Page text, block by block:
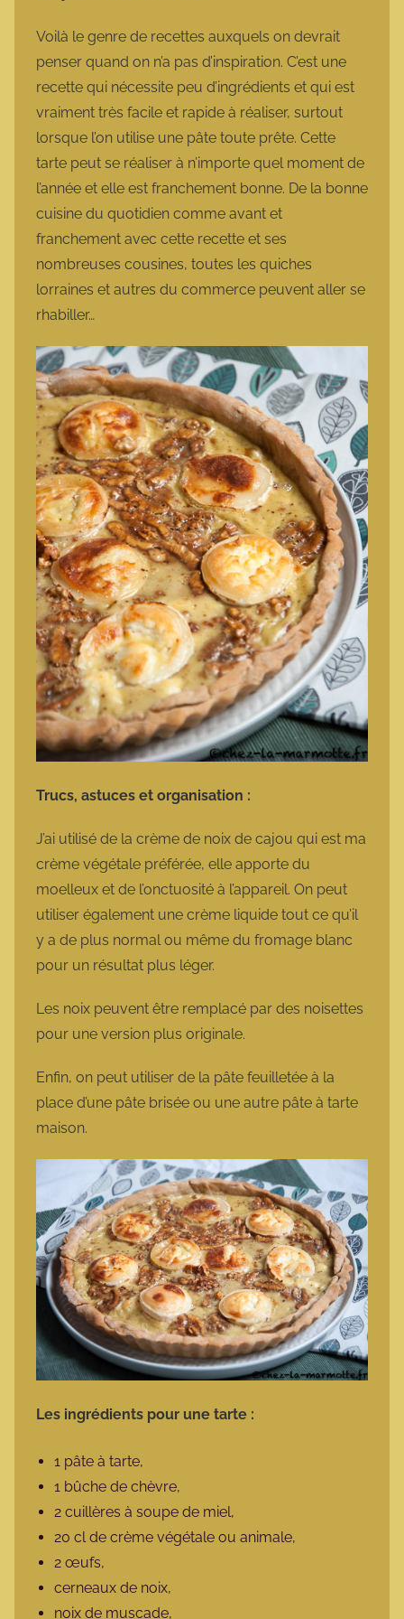
o
t
t
e
Voilà le genre de recettes auxquels on devrait
penser quand on n’a pas d’inspiration. C’est une
recette qui nécessite peu d’ingrédients et qui est
vraiment très facile et rapide à réaliser, surtout
lorsque l’on utilise une pâte toute prête. Cette
tarte peut se réaliser à n’importe quel moment de
l’année et elle est franchement bonne. De la bonne
cuisine du quotidien comme avant et
franchement avec cette recette et ses
nombreuses cousines, toutes les quiches
lorraines et autres du commerce peuvent aller se
rhabiller…
Trucs, astuces et organisation :
J’ai utilisé de la crème de noix de cajou qui est ma
crème végétale préférée, elle apporte du
moelleux et de l’onctuosité à l’appareil. On peut
utiliser également une crème liquide tout ce qu’il
y a de plus normal ou même du fromage blanc
pour un résultat plus léger.
Les noix peuvent être remplacé par des noisettes
pour une version plus originale.
Enfin, on peut utiliser de la pâte feuilletée à la
place d’une pâte brisée ou une autre pâte à tarte
maison.
Les ingrédients pour une tarte :
1 pâte à tarte,
1 bûche de chèvre,
2 cuillères à soupe de miel,
20 cl de crème végétale ou animale,
2 œufs,
cerneaux de noix,
noix de muscade,